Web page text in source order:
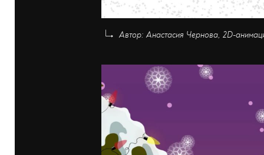
Автор: Анастасия Чернова, 2D-